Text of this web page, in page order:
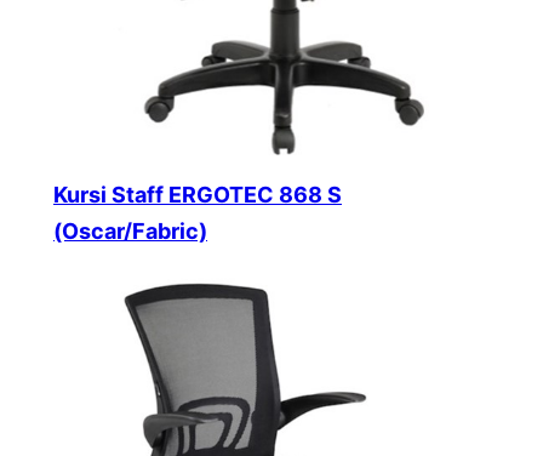
Kursi Staff ERGOTEC 868 S
(Oscar/Fabric)